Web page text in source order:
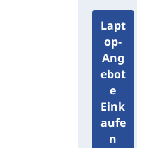
Lapt
op-
Ang
ebot
e
Eink
aufe
n